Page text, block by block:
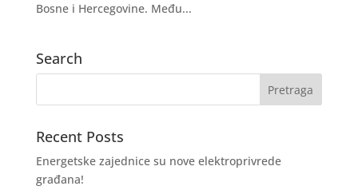
Bosne i Hercegovine. Među...
Search
Recent Posts
Energetske zajednice su nove elektroprivrede
građana!